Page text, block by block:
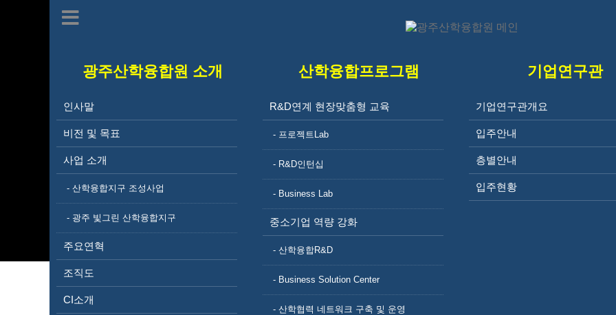
광주산학융합원 소개
인사말
비전 및 목표
사업 소개
- 산학융합지구 조성사업
- 광주 빛그린 산학융합지구
주요연혁
조직도
CI소개
산학융합프로그램
R&D연계 현장맞춤형 교육
- 프로젝트Lab
- R&D인턴십
- Business Lab
중소기업 역량 강화
- 산학융합R&D
- Business Solution Center
- 산학협력 네트워크 구축 및 운영
기업연구관
기업연구관개요
입주안내
층별안내
입주현황
인사말